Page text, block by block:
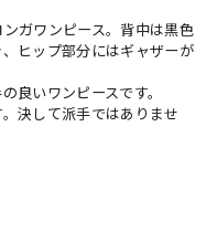
ガワンピース。背中は黒色
ヒップ部分にはギャザーが
良いワンピースです。
決して派手ではありませ